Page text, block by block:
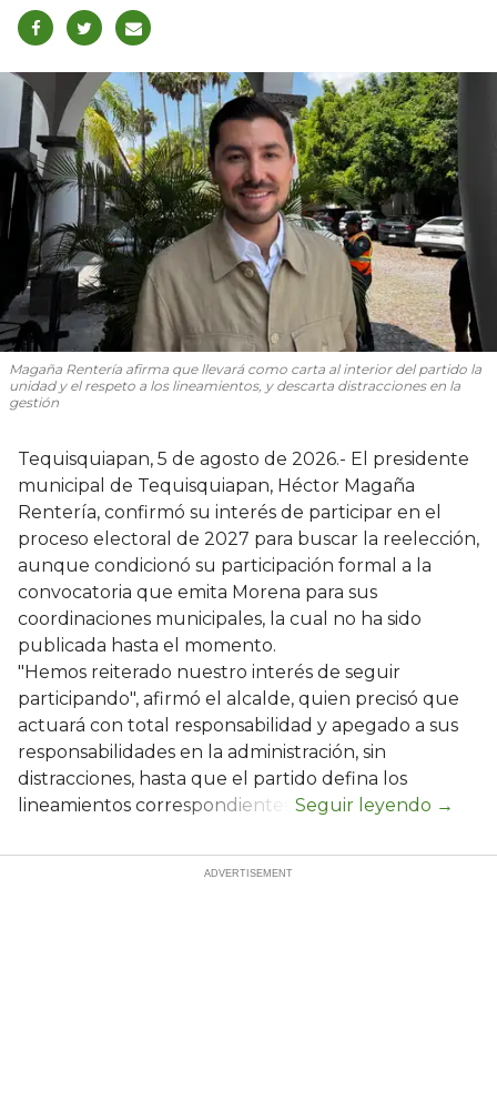
Magaña Rentería afirma que llevará como carta al interior del partido la
unidad y el respeto a los lineamientos, y descarta distracciones en la
gestión
Tequisquiapan, 5 de agosto de 2026.- El presidente
municipal de Tequisquiapan, Héctor Magaña
Rentería, confirmó su interés de participar en el
proceso electoral de 2027 para buscar la reelección,
aunque condicionó su participación formal a la
convocatoria que emita Morena para sus
coordinaciones municipales, la cual no ha sido
publicada hasta el momento.
"Hemos reiterado nuestro interés de seguir
participando", afirmó el alcalde, quien precisó que
actuará con total responsabilidad y apegado a sus
responsabilidades en la administración, sin
distracciones, hasta que el partido defina los
lineamientos correspondientes.